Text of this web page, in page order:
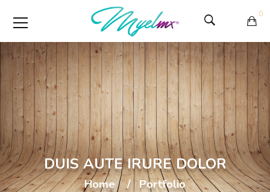
0
DUIS AUTE IRURE DOLOR
Home
Portfolio